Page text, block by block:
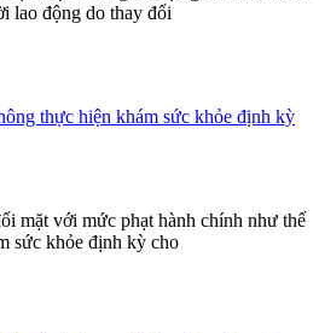
lao động do thay đổi
thực hiện khám sức khỏe định kỳ
mặt với mức phạt hành chính như thế
sức khỏe định kỳ cho